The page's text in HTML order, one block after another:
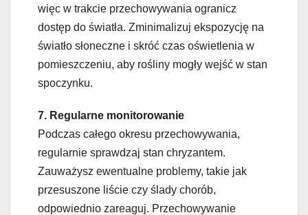
więc w trakcie przechowywania ogranicz
dostęp do światła. Zminimalizuj ekspozycję na
światło słoneczne i skróć czas oświetlenia w
pomieszczeniu, aby rośliny mogły wejść w stan
spoczynku.
7. Regularne monitorowanie
Podczas całego okresu przechowywania,
regularnie sprawdzaj stan chryzantem.
Zauważysz ewentualne problemy, takie jak
przesuszone liście czy ślady chorób,
odpowiednio zareaguj. Przechowywanie